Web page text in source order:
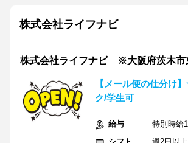
株式会社ライフナビ
株式会社ライフナビ ※大阪府茨木市
【メール便の仕分け
ク/学生可
給与
特別時給